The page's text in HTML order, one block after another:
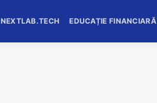
NEXTLAB.TECH EDUCAȚIE FINANCIARĂ